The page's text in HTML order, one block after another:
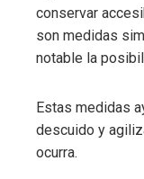
conservar
son medidas
notable la
Estas medidas
descuido y
ocurra.